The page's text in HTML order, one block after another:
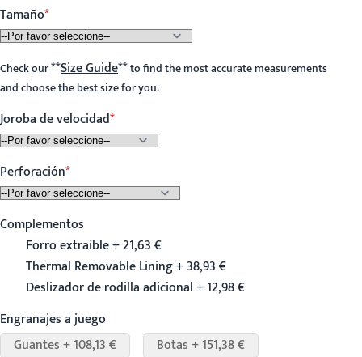
Tamaño
Check our**Size Guide**to find the most accurate measurements
and choose the best size for you.
Joroba de velocidad
Perforación
Complementos
Forro extraíble + 21,63 €
Thermal Removable Lining + 38,93 €
Deslizador de rodilla adicional + 12,98 €
Engranajes a juego
Guantes + 108,13 €
Botas + 151,38 €